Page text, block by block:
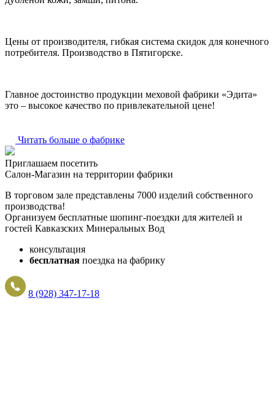
Цены от производителя, гибкая система скидок для конечного
потребителя. Производство в Пятигорске.
Главное достоинство продукции меховой фабрики «Эдита»
это – высокое качество по привлекательной цене!
Читать больше о фабрике
Приглашаем посетить
Салон-Магазин на территории фабрики
В торговом зале представлены 7000 изделий собственного
производства!
Организуем бесплатные шопинг-поездки для жителей и
гостей Кавказских Минеральных Вод
консультация
бесплатная поездка на фабрику
8 (928) 347-17-18